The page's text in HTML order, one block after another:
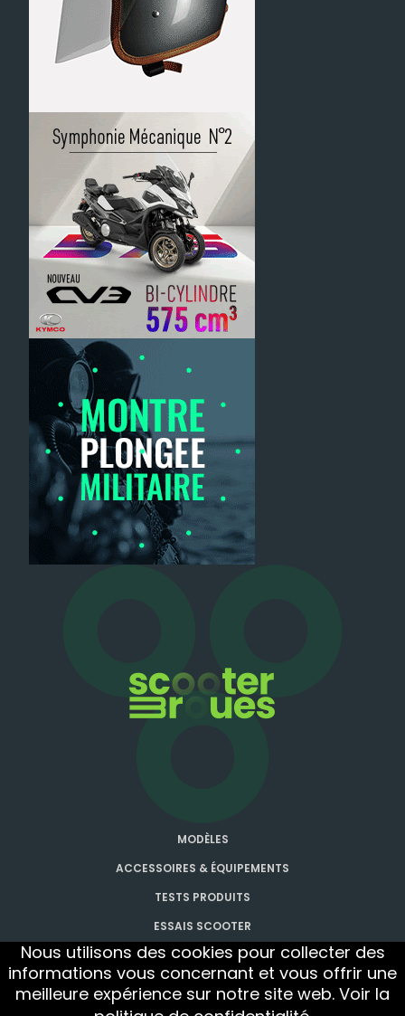
Nous utilisons des cookies pour collecter des
informations vous concernant et vous offrir une
meilleure expérience sur notre site web. Voir la
MODÈLES
ACCESSOIRES & ÉQUIPEMENTS
TESTS PRODUITS
ESSAIS SCOOTER
INFOS UTILES
ACTUALITÉS
CONTACT